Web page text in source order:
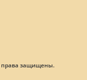
права защищены.